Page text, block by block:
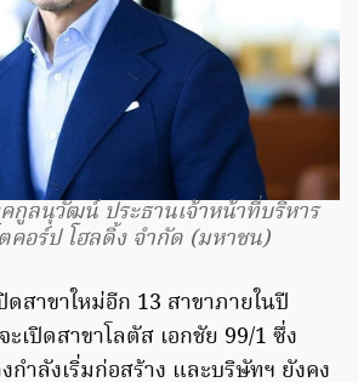
กูลนุวัฒน์ ประธานเจ้าหน้าที่บริหาร
คอร์ป โฮลดิ้ง จำกัด (มหาชน)
สาขาใหม่อีก 13 สาขาภายในปี
เปิดสาขาโลตัส เอกชัย 99/1 ซึ่ง
กำลังเริ่มก่อสร้าง และบริษัทฯ ยังคง